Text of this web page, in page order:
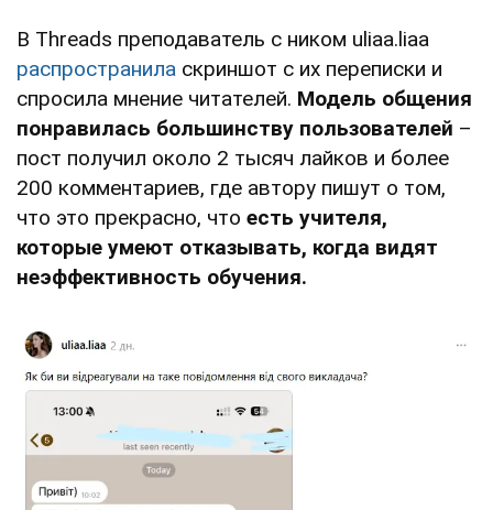
В Threads преподаватель с ником uliaa.liaa
распространила скриншот с их переписки и
спросила мнение читателей. Модель общения
понравилась большинству пользователей –
пост получил около 2 тысяч лайков и более
200 комментариев, где автору пишут о том,
что это прекрасно, что есть учителя,
которые умеют отказывать, когда видят
неэффективность обучения.